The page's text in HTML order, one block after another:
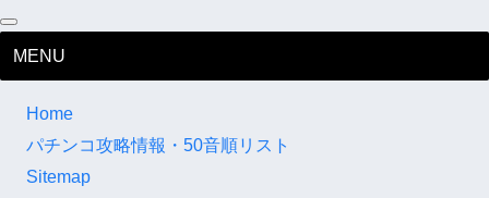
MENU
Home
パチンコ攻略情報・50音順リスト
Sitemap